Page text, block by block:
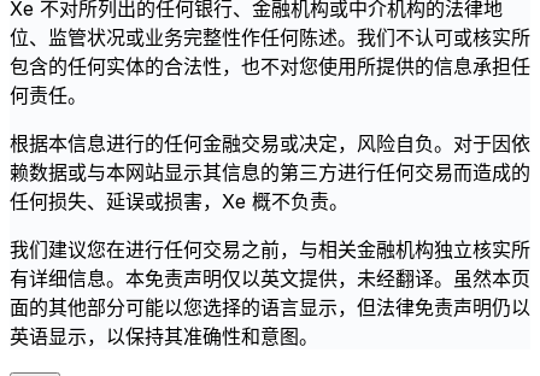
Xe 不对所列出的任何银行、金融机构或中介机构的法律地
位、监管状况或业务完整性作任何陈述。我们不认可或核实所
包含的任何实体的合法性，也不对您使用所提供的信息承担任
何责任。
根据本信息进行的任何金融交易或决定，风险自负。对于因依
赖数据或与本网站显示其信息的第三方进行任何交易而造成的
任何损失、延误或损害，Xe 概不负责。
我们建议您在进行任何交易之前，与相关金融机构独立核实所
有详细信息。本免责声明仅以英文提供，未经翻译。虽然本页
面的其他部分可能以您选择的语言显示，但法律免责声明仍以
英语显示，以保持其准确性和意图。